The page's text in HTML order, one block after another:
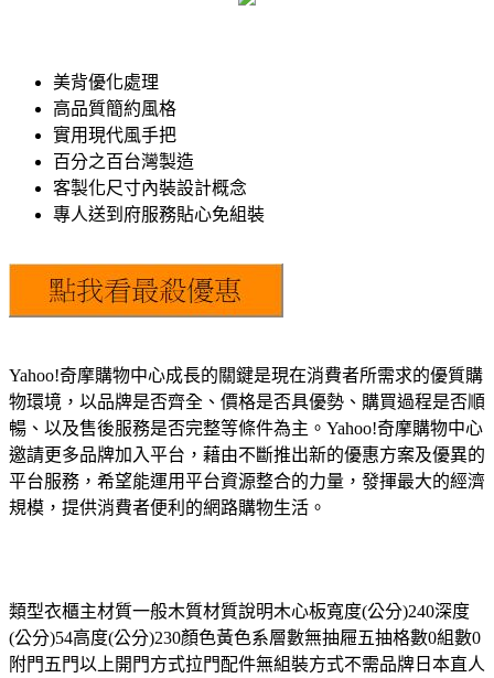
美背優化處理
高品質簡約風格
實用現代風手把
百分之百台灣製造
客製化尺寸內裝設計概念
專人送到府服務貼心免組裝
Yahoo!奇摩購物中心成長的關鍵是現在消費者所需求的優質購
物環境，以品牌是否齊全、價格是否具優勢、購買過程是否順
暢、以及售後服務是否完整等條件為主。Yahoo!奇摩購物中心
邀請更多品牌加入平台，藉由不斷推出新的優惠方案及優異的
平台服務，希望能運用平台資源整合的力量，發揮最大的經濟
規模，提供消費者便利的網路購物生活。
類型衣櫃主材質一般木質材質說明木心板寬度(公分)240深度
(公分)54高度(公分)230顏色黃色系層數無抽屜五抽格數0組數0
附門五門以上開門方式拉門配件無組裝方式不需品牌日本直人